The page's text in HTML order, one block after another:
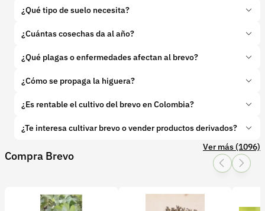
30 años.
Se consume fresco, en almíbar, deshidratado o en
propiedades laxantes, digestivas y antioxidantes.
¿Qué tipo de suelo necesita?
Suelos bien drenados, con buen contenido orgánico.
encharcamientos.
¿Cuántas cosechas da al año?
En Colombia, puede tener una o dos cosechas
¿Qué plagas o enfermedades afectan al brevo?
Mosca de la fruta, ácaros, cochinillas y hongos como
pudriciones del fruto si hay exceso de humedad.
¿Cómo se propaga la higuera?
Principalmente por estacas leñosas. Es fácil de
¿Es rentable el cultivo del brevo en Colombia?
Sí, especialmente cuando se vende como fruta fresca
en mercados locales o transformado en productos
con valor agregado.
¿Te interesa cultivar brevo o vender productos derivados?
Consulta precios, proveedores de plantas y equipos
para producción en
Compra Brevo
Ver más (1096)